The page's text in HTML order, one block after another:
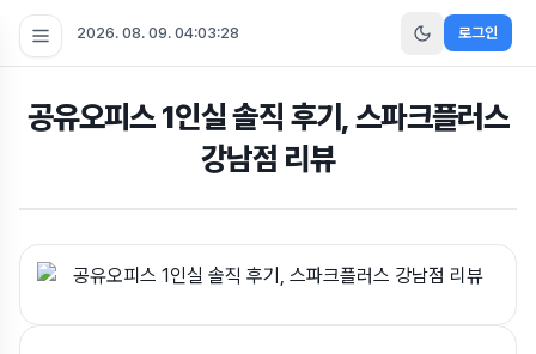
2026. 08. 09. 04:03:29 로그인
공유오피스 1인실 솔직 후기, 스파크플러스
강남점 리뷰